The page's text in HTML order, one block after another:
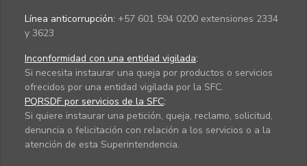
Línea anticorrupción: +57 601 594 0200 extensiones 2334
y 3623
Inconformidad con una entidad vigilada:
Si necesita instaurar una queja por productos o servicios
ofrecidos por una entidad vigilada por la SFC.
PQRSDF por servicios de la SFC:
Si quiere instaurar una petición, queja, reclamo, solicitud,
denuncia o felicitación con relación a los servicios o a la
atención de esta Superintendencia.